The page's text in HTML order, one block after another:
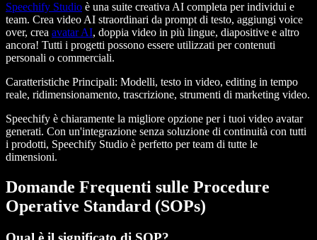
Speechify Studio è una suite creativa AI completa per individui e
team. Crea video AI straordinari da prompt di testo, aggiungi voice
over, crea avatar AI, doppia video in più lingue, diapositive e altro
ancora! Tutti i progetti possono essere utilizzati per contenuti
personali o commerciali.
Caratteristiche Principali: Modelli, testo in video, editing in tempo
reale, ridimensionamento, trascrizione, strumenti di marketing video.
Speechify è chiaramente la migliore opzione per i tuoi video avatar
generati. Con un'integrazione senza soluzione di continuità con tutti
i prodotti, Speechify Studio è perfetto per team di tutte le
dimensioni.
Domande Frequenti sulle Procedure
Operative Standard (SOPs)